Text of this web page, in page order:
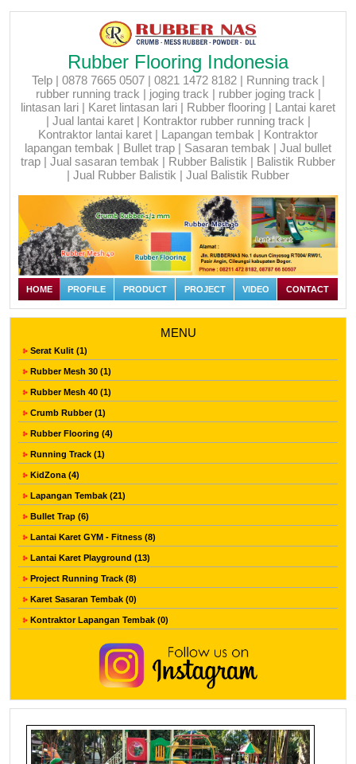
Rubber Flooring Indonesia
Telp | 0878 7665 0507 | 0821 1472 8182 | Running track |
rubber running track | joging track | rubber joging track |
lintasan lari | Karet lintasan lari | Rubber flooring | Lantai karet
| Jual lantai karet | Kontraktor rubber running track |
Kontraktor lantai karet | Lapangan tembak | Kontraktor
lapangan tembak | Bullet trap | Sasaran tembak | Jual bullet
trap | Jual sasaran tembak | Rubber Balistik | Balistik Rubber
| Jual Rubber Balistik | Jual Balistik Rubber
HOME PROFILE PRODUCT PROJECT VIDEO CONTACT
MENU
Serat Kulit (1)
Rubber Mesh 30 (1)
Rubber Mesh 40 (1)
Crumb Rubber (1)
Rubber Flooring (4)
Running Track (1)
KidZona (4)
Lapangan Tembak (21)
Bullet Trap (6)
Lantai Karet GYM - Fitness (8)
Lantai Karet Playground (13)
Project Running Track (8)
Karet Sasaran Tembak (0)
Kontraktor Lapangan Tembak (0)